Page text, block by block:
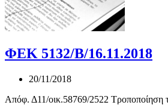
ΦΕΚ 5132/Β/16.11.2018
20/11/2018
Απόφ. Δ11/οικ.58769/2522 Τροποποίηση